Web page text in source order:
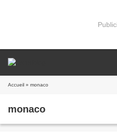
Accueil » monaco
monaco